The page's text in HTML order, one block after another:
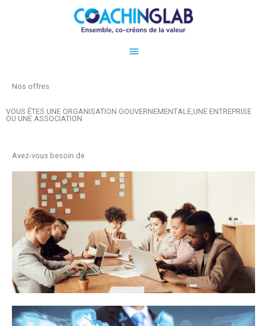
Menu
Nos offres
VOUS ÊTES UNE ORGANISATION GOUVERNEMENTALE,UNE ENTREPRISE
OU UNE ASSOCIATION
Avez-vous besoin de